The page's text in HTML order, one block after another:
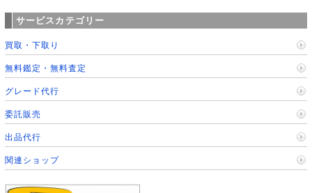
サービスカテゴリー
買取・下取り
無料鑑定・無料査定
グレード代行
委託販売
出品代行
関連ショップ